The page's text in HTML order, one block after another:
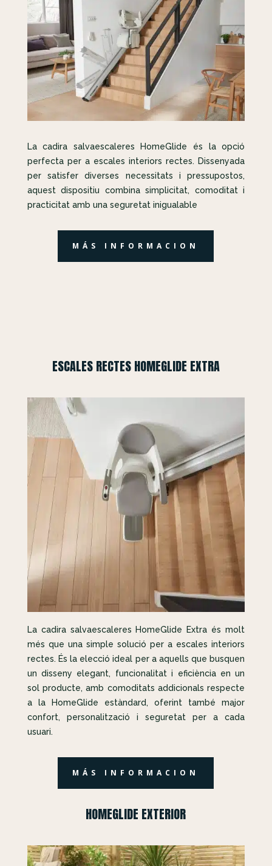
La cadira salvaescaleres HomeGlide és la opció
perfecta per a escales interiors rectes. Dissenyada
per satisfer diverses necessitats i pressupostos,
aquest dispositiu combina simplicitat, comoditat i
practicitat amb una seguretat inigualable
MÁS INFORMACION
ESCALES RECTES HOMEGLIDE EXTRA
La cadira salvaescaleres HomeGlide Extra és molt
més que una simple solució per a escales interiors
rectes. És la elecció ideal per a aquells que busquen
un disseny elegant, funcionalitat i eficiència en un
sol producte, amb comoditats addicionals respecte
a la HomeGlide estàndard, oferint també major
confort, personalització i seguretat per a cada
usuari.
MÁS INFORMACION
HOMEGLIDE EXTERIOR